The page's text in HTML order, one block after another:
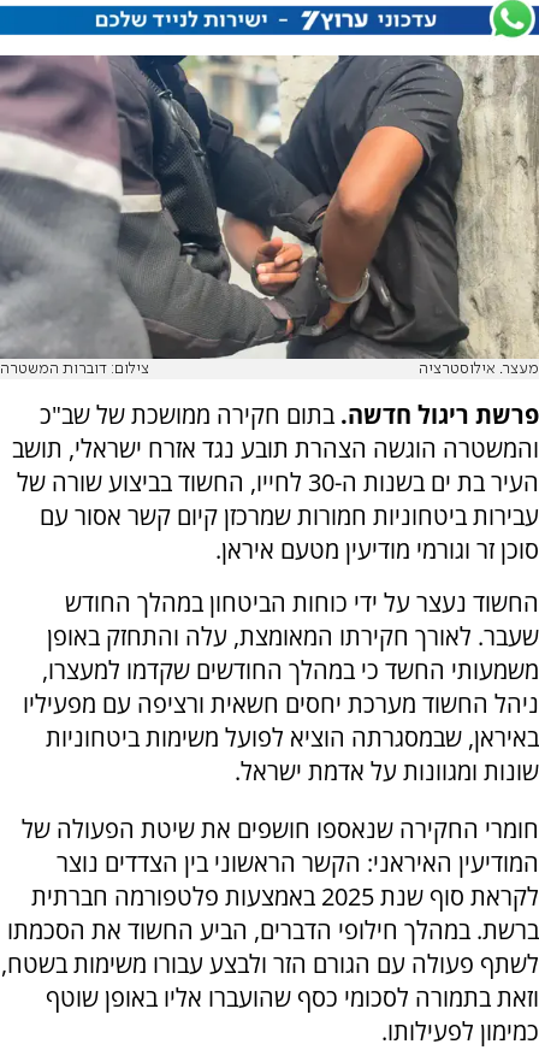
מעצר. אילוסטרציה צילום: דוברות המשטרה
פרשת ריגול חדשה. בתום חקירה ממושכת של שב"כ
והמשטרה הוגשה הצהרת תובע נגד אזרח ישראלי, תושב
העיר בת ים בשנות ה-30 לחייו, החשוד בביצוע שורה של
עבירות ביטחוניות חמורות שמרכזן קיום קשר אסור עם
סוכן זר וגורמי מודיעין מטעם איראן.
החשוד נעצר על ידי כוחות הביטחון במהלך החודש
שעבר. לאורך חקירתו המאומצת, עלה והתחזק באופן
משמעותי החשד כי במהלך החודשים שקדמו למעצרו,
ניהל החשוד מערכת יחסים חשאית ורציפה עם מפעיליו
באיראן, שבמסגרתה הוציא לפועל משימות ביטחוניות
שונות ומגוונות על אדמת ישראל.
חומרי החקירה שנאספו חושפים את שיטת הפעולה של
המודיעין האיראני: הקשר הראשוני בין הצדדים נוצר
לקראת סוף שנת 2025 באמצעות פלטפורמה חברתית
ברשת. במהלך חילופי הדברים, הביע החשוד את הסכמתו
לשתף פעולה עם הגורם הזר ולבצע עבורו משימות בשטח,
וזאת בתמורה לסכומי כסף שהועברו אליו באופן שוטף
כמימון לפעילותו.